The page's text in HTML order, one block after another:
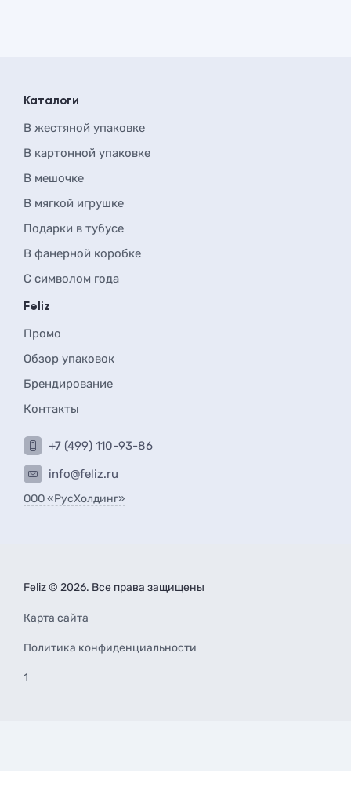
Каталоги
В жестяной упаковке
В картонной упаковке
В мешочке
В мягкой игрушке
Подарки в тубусе
В фанерной коробке
С символом года
Feliz
Промо
Обзор упаковок
Брендирование
Контакты
+7 (499) 110-93-86
info@feliz.ru
ООО «РусХолдинг»
Feliz © 2026. Все права защищены
Карта сайта
Политика конфиденциальности